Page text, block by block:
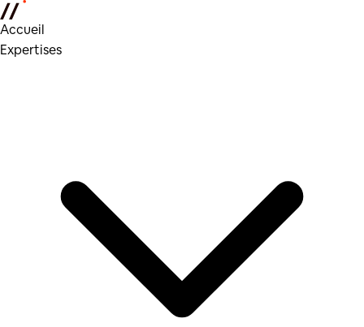
Accueil
Expertises